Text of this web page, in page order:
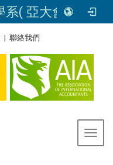
亞洲大學會計與資訊學系( 亞大會資系官網) | Asia University, Taiwan
| 聯絡我們